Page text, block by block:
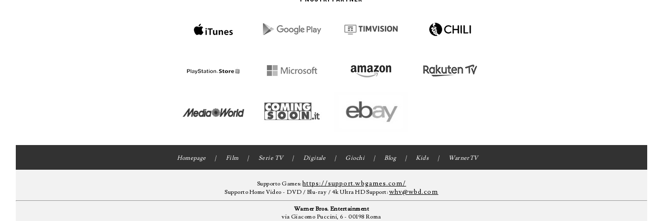
Homepage Film Serie TV Digitale Giochi Blog Kids WarnerTV
Supporto Games:https://support.wbgames.com/
Supporto Home Video - DVD / Blu-ray / 4k Ultra HD Support:whv@wbd.com
Warner Bros. Entertainment
via Giacomo Puccini, 6 - 00198 Roma